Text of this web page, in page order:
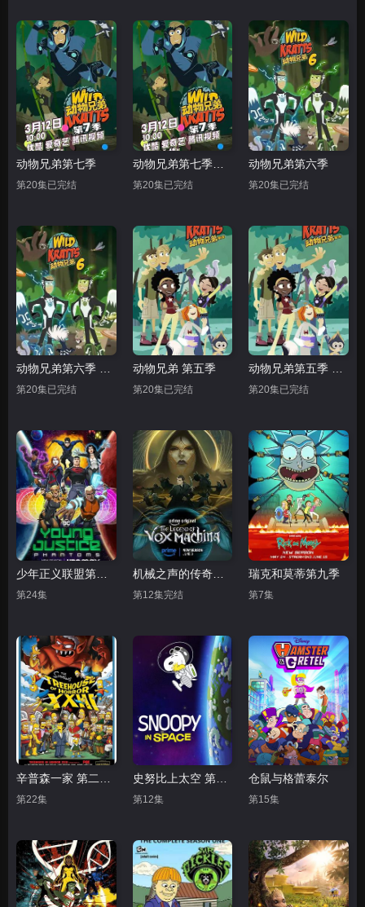
动物兄弟第七季
第20集已完结
动物兄弟第七季中文配音
第20集已完结
动物兄弟第六季
第20集已完结
动物兄弟第六季 中文配音
第20集已完结
动物兄弟 第五季
第20集已完结
动物兄弟第五季 中文配音
第20集已完结
第24集
机械之声的传奇第四季
第12集完结
瑞克和莫蒂第九季
第7集
辛普森一家 第二十四季
第22集
史努比上太空 第一季
第12集
仓鼠与格蕾泰尔
第15集